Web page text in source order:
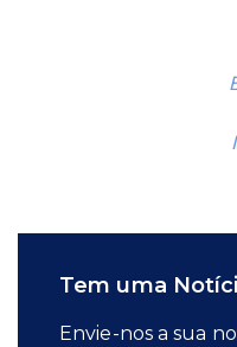
Tem uma
Envie-nos a sua